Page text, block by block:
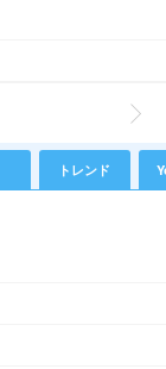
トレンド